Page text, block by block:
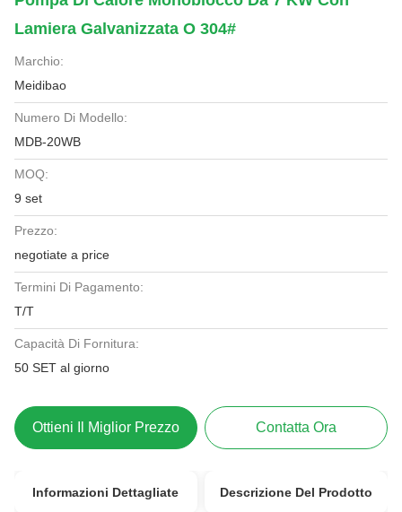
Lamiera Galvanizzata O 304#
Marchio:
Meidibao
Numero Di Modello:
MDB-20WB
MOQ:
9 set
Prezzo:
negotiate a price
Termini Di Pagamento:
T/T
Capacità Di Fornitura:
50 SET al giorno
Ottieni Il Miglior Prezzo Contatta Ora
Informazioni Dettagliate Descrizione Del Prodotto